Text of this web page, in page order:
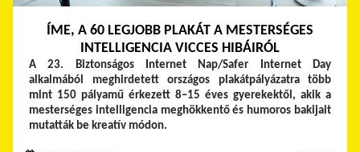
ÍME, A 60 LEGJOBB PLAKÁT A MESTERSÉGES
INTELLIGENCIA VICCES HIBÁIRÓL
A 23. Biztonságos Internet Nap/Safer Internet Day
alkalmából meghirdetett országos plakátpályázatra több
mint 150 pályamű érkezett 8–15 éves gyerekektől, akik a
mesterséges intelligencia meghökkentő és humoros bakijait
mutatták be kreatív módon.